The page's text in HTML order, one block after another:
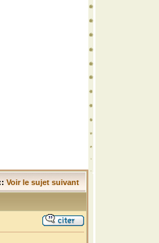
:: Voir le sujet suivant